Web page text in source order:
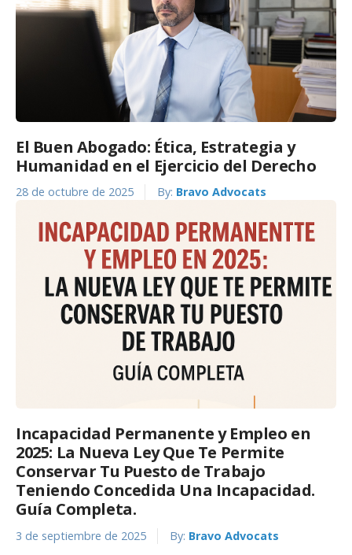
El Buen Abogado: Ética, Estrategia y
Humanidad en el Ejercicio del Derecho
28 de octubre de 2025 By: Bravo Advocats
Incapacidad Permanente y Empleo en
2025: La Nueva Ley Que Te Permite
Conservar Tu Puesto de Trabajo
Teniendo Concedida Una Incapacidad.
Guía Completa.
3 de septiembre de 2025 By: Bravo Advocats